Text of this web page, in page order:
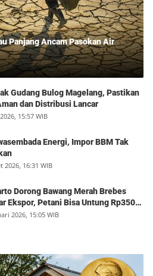
Panjang Ancam Pasokan Air
Gudang Bulog Magelang, Pastikan
dan Distribusi Lancar
15:57 WIB
Energi, Impor BBM Tak
2026, 16:31 WIB
Dorong Bawang Merah Brebes
Ekspor, Petani Bisa Untung Rp350
2026, 15:05 WIB